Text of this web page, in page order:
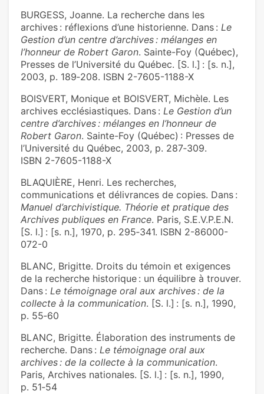
BURGESS, Joanne. La recherche dans les
archives : réflexions d’une historienne. Dans : Le
Gestion d’un centre d’archives : mélanges en
l’honneur de Robert Garon. Sainte-Foy (Québec),
Presses de l’Université du Québec. [S. l.] : [s. n.],
2003, p. 189‑208. ISBN 2-7605-1188-X
BOISVERT, Monique et BOISVERT, Michèle. Les
archives ecclésiastiques. Dans : Le Gestion d’un
centre d’archives : mélanges en l’honneur de
Robert Garon. Sainte-Foy (Québec) : Presses de
l’Université du Québec, 2003, p. 287‑309.
ISBN 2-7605-1188-X
BLAQUIÈRE, Henri. Les recherches,
communications et délivrances de copies. Dans :
Manuel d’archivistique. Théorie et pratique des
Archives publiques en France. Paris, S.E.V.P.E.N.
[S. l.] : [s. n.], 1970, p. 295‑341. ISBN 2-86000-
072-0
BLANC, Brigitte. Droits du témoin et exigences
de la recherche historique : un équilibre à trouver.
Dans : Le témoignage oral aux archives : de la
collecte à la communication. [S. l.] : [s. n.], 1990,
p. 55‑60
BLANC, Brigitte. Élaboration des instruments de
recherche. Dans : Le témoignage oral aux
archives : de la collecte à la communication.
Paris, Archives nationales. [S. l.] : [s. n.], 1990,
p. 51‑54